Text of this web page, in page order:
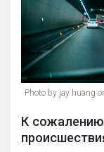
Photo by jay huang
К